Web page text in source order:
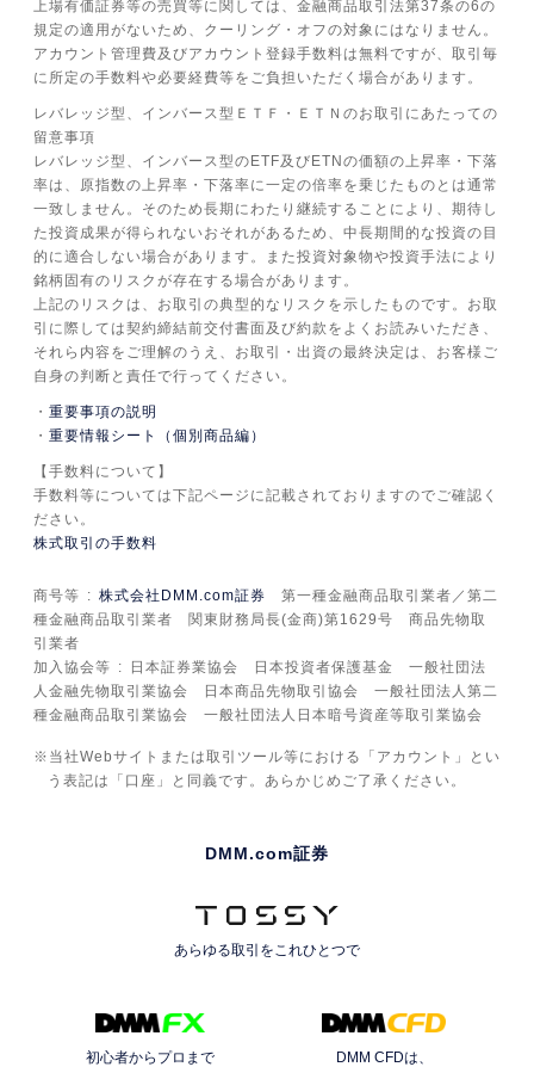
上場有価証券等の売買等に関しては、金融商品取引法第37条の6の
規定の適用がないため、クーリング・オフの対象にはなりません。
アカウント管理費及びアカウント登録手数料は無料ですが、取引毎
に所定の手数料や必要経費等をご負担いただく場合があります。
レバレッジ型、インバース型ＥＴＦ・ＥＴＮのお取引にあたっての
留意事項
レバレッジ型、インバース型のETF及びETNの価額の上昇率・下落
率は、原指数の上昇率・下落率に一定の倍率を乗じたものとは通常
一致しません。そのため長期にわたり継続することにより、期待し
た投資成果が得られないおそれがあるため、中長期間的な投資の目
的に適合しない場合があります。また投資対象物や投資手法により
銘柄固有のリスクが存在する場合があります。
上記のリスクは、お取引の典型的なリスクを示したものです。お取
引に際しては契約締結前交付書面及び約款をよくお読みいただき、
それら内容をご理解のうえ、お取引・出資の最終決定は、お客様ご
自身の判断と責任で行ってください。
重要事項の説明
重要情報シート（個別商品編）
【手数料について】
手数料等については下記ページに記載されておりますのでご確認く
ださい。
株式取引の手数料
商号等 株式会社DMM.com証券 第一種金融商品取引業者／第二
種金融商品取引業者 関東財務局長(金商)第1629号 商品先物取
引業者
加入協会等
日本証券業協会 日本投資者保護基金 一般社団法
人金融先物取引業協会 日本商品先物取引協会 一般社団法人第二
種金融商品取引業協会 一般社団法人日本暗号資産等取引業協会
当社Webサイトまたは取引ツール等における「アカウント」とい
う表記は「口座」と同義です。あらかじめご了承ください。
DMM.com証券
あらゆる取引をこれひとつで
初心者からプロまで DMM CFDは、